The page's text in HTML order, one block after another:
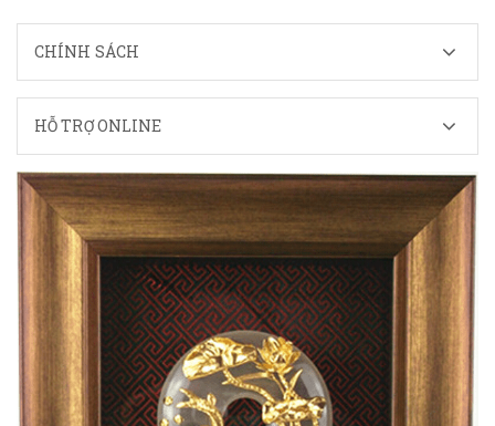
CHÍNH SÁCH
HỖ TRỢ ONLINE